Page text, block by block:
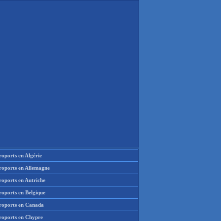
en Algérie
en Allemagne
en Autriche
en Belgique
en Canada
en Chypre